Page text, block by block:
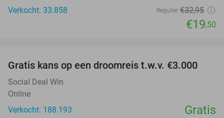
Verkocht: 33.858
Regulier €32,95
€19,50
Gratis kans op een droomreis t.w.v. €3.000
Social Deal Win
Online
Verkocht: 188.193
Gratis